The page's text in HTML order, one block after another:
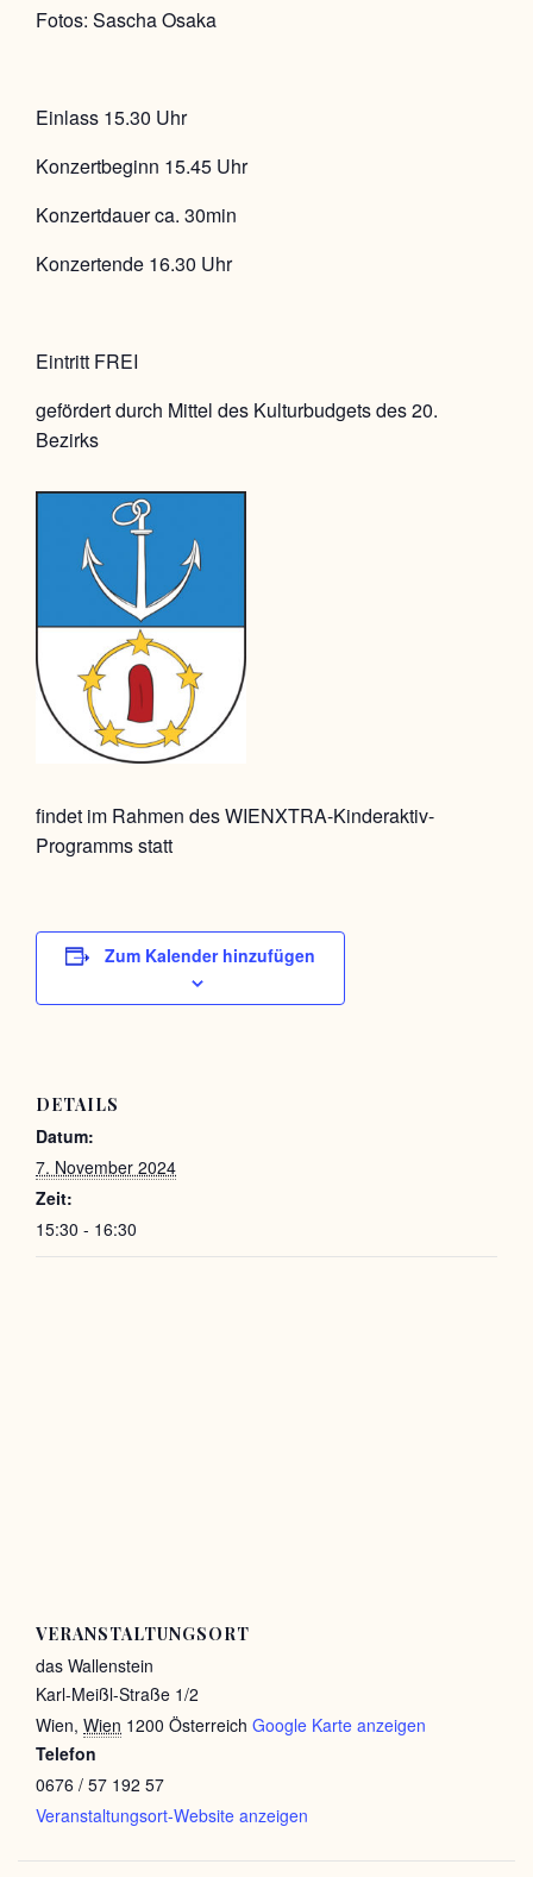
Fotos: Sascha Osaka
Einlass 15.30 Uhr
Konzertbeginn 15.45 Uhr
Konzertdauer ca. 30min
Konzertende 16.30 Uhr
Eintritt FREI
gefördert durch Mittel des Kulturbudgets des 20.
Bezirks
findet im Rahmen des WIENXTRA-Kinderaktiv-
Programms statt
Zum Kalender hinzufügen
DETAILS
Datum:
7. November 2024
Zeit:
15:30 - 16:30
VERANSTALTUNGSORT
das Wallenstein
Karl-Meißl-Straße 1/2
Wien, Wien 1200 Österreich Google Karte anzeigen
Telefon
0676 / 57 192 57
Veranstaltungsort-Website anzeigen